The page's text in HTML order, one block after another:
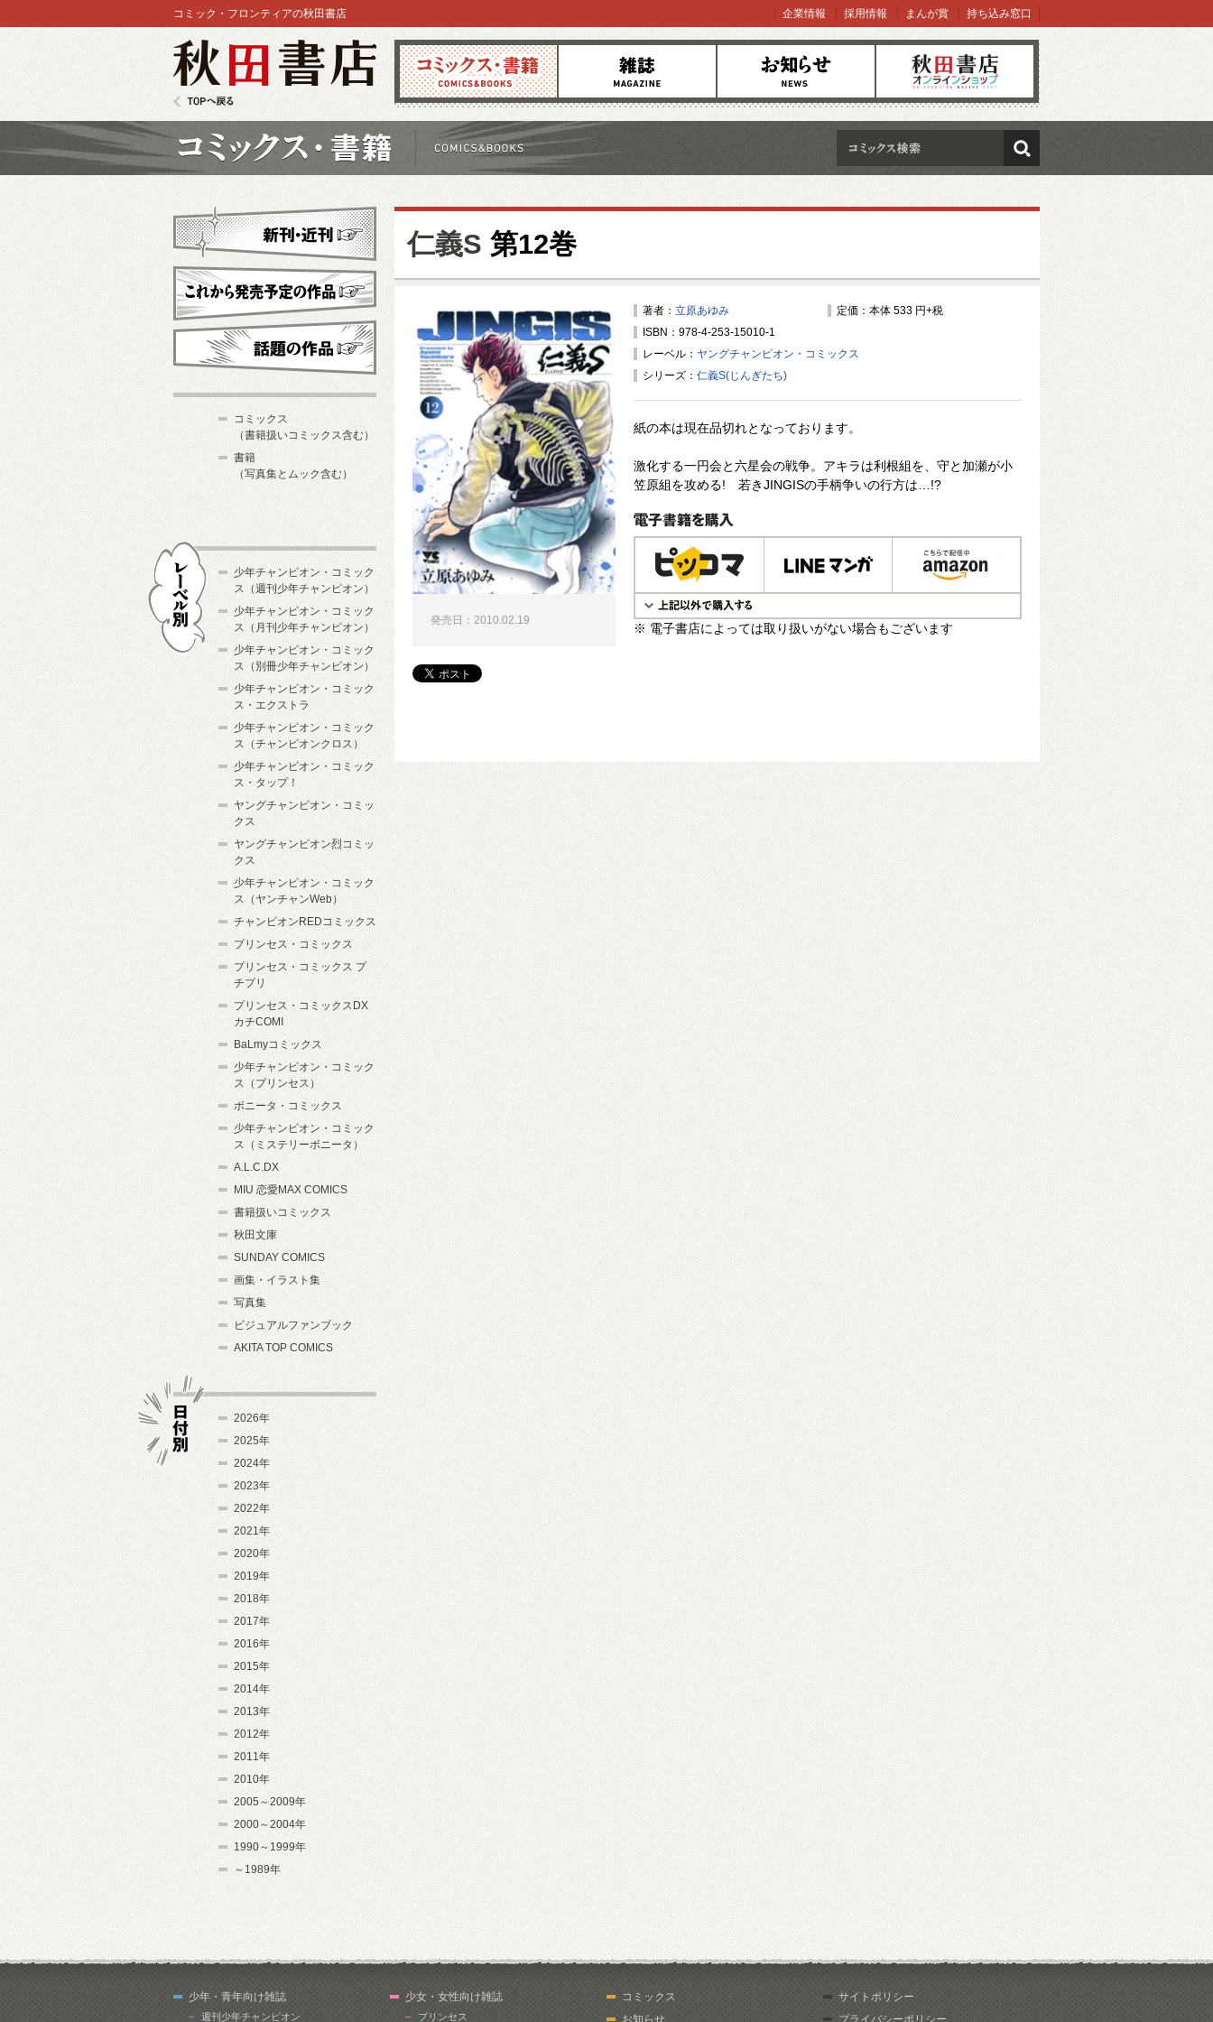
コミックス 雑誌 お知らせ オンラインショップ
コミック・フロンティアの秋田書店 企業情報 採用情報 まんが賞 持ち込み窓口
検索
仁義S 第12巻
著者： 立原あゆみ
定価：本体 533 円+税
ISBN：978-4-253-15010-1
レーベル： ヤングチャンピオン・コミックス
シリーズ： 仁義S(じんぎたち)
紙の本は現在品切れとなっております。
激化する一円会と六星会の戦争。アキラは利根組を、守と加瀬が小
笠原組を攻める! 若きJINGISの手柄争いの行方は…!?
電子書籍で購入
※ 電子書店によっては取り扱いがない場合もございます
発売日：2010.02.19
新刊・近刊
これから発売予定
コミックス
（書籍扱いコミックス含む）
書籍
（写真集とムック含む）
少年チャンピオン・コミック
ス（週刊少年チャンピオン）
少年チャンピオン・コミック
ス（月刊少年チャンピオン）
少年チャンピオン・コミック
ス（別冊少年チャンピオン）
少年チャンピオン・コミック
ス・エクストラ
少年チャンピオン・コミック
ス（チャンピオンクロス）
少年チャンピオン・コミック
ス・タップ！
ヤングチャンピオン・コミッ
クス
ヤングチャンピオン烈コミッ
クス
少年チャンピオン・コミック
ス（ヤンチャンWeb）
チャンピオンREDコミックス
プリンセス・コミックス
プリンセス・コミックス プ
チプリ
プリンセス・コミックスDX
カチCOMI
BaLmyコミックス
少年チャンピオン・コミック
ス（プリンセス）
ボニータ・コミックス
少年チャンピオン・コミック
ス（ミステリーボニータ）
A.L.C.DX
MIU 恋愛MAX COMICS
書籍扱いコミックス
秋田文庫
SUNDAY COMICS
画集・イラスト集
写真集
ビジュアルファンブック
AKITA TOP COMICS
2026年
2025年
2024年
2023年
2022年
2021年
2020年
2019年
2018年
2017年
2016年
2015年
2014年
2013年
2012年
2011年
2010年
2005～2009年
2000～2004年
1990～1999年
～1989年
少年・青年向け雑誌
週刊少年チャンピオン
少女・女性向け雑誌
プリンセス
コミックス
お知らせ
サイトポリシー
プライバシーポリシー